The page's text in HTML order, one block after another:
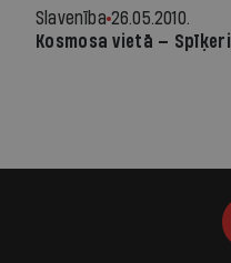
Slavenība 26.05.2010.
Kosmosa vietā — Spīķeri